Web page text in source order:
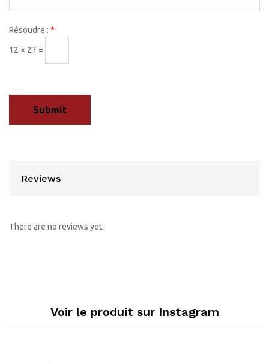
Résoudre : *
12 × 27 =
Reviews
There are no reviews yet.
Voir le produit sur Instagram